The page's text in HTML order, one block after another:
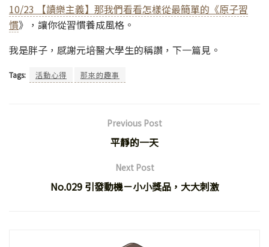
10/23 【讀樂主義】那我們看看怎樣從最簡單的《原子習
慣》，讓你從習慣養成風格。
我是胖子，感謝元培醫大學生的稱讚，下一篇見。
Tags: 活動心得 那來的趣事
Previous Post
平靜的一天
Next Post
No.029 引發動機－小小獎品，大大刺激